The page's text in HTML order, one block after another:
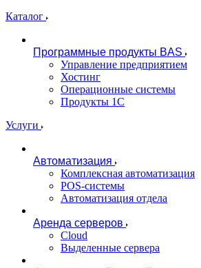
Каталог
Программные продукты BAS
Управление предприятием
Хостинг
Операционные системы
Продукты 1С
Услуги
Автоматизация
Комплексная автоматизация
POS-системы
Автоматизация отдела
Аренда серверов
Cloud
Выделенные сервера